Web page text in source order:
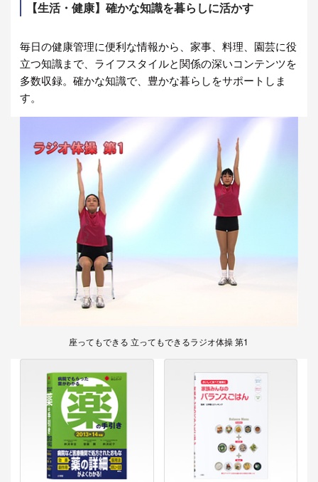
【生活・健康】確かな知識を暮らしに活かす
毎日の健康管理に便利な情報から、家事、料理、園芸に役
立つ知識まで、ライフスタイルと関係の深いコンテンツを
多数収録。確かな知識で、豊かな暮らしをサポートしま
す。
座ってもできる 立ってもできるラジオ体操 第1